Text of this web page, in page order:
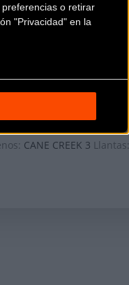
o retirar
"Privacidad" en la
(2008)
CANE CREEK 3 Llantas: